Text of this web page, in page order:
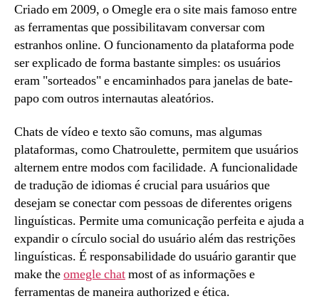
Criado em 2009, o Omegle era o site mais famoso entre
as ferramentas que possibilitavam conversar com
estranhos online. O funcionamento da plataforma pode
ser explicado de forma bastante simples: os usuários
eram "sorteados" e encaminhados para janelas de bate-
papo com outros internautas aleatórios.
Chats de vídeo e texto são comuns, mas algumas
plataformas, como Chatroulette, permitem que usuários
alternem entre modos com facilidade. A funcionalidade
de tradução de idiomas é crucial para usuários que
desejam se conectar com pessoas de diferentes origens
linguísticas. Permite uma comunicação perfeita e ajuda a
expandir o círculo social do usuário além das restrições
linguísticas. É responsabilidade do usuário garantir que
make theomegle chatmost of as informações e
ferramentas de maneira authorized e ética.